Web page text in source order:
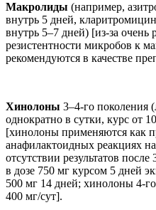
Макролиды (например,
внутрь 5 дней,
внутрь 5–7 дней) [из-за очень
резистентности микробов к
рекомендуются в качестве
Хинолоны 3–4-го поколения
однократно в сутки, курс от
[хинолоны применяются как
анафилактоидных реакциях
отсутствии результатов
в дозе 750 мг курсом 5 дней
500 мг 14 дней; хинолоны 4-
400 мг/сут].